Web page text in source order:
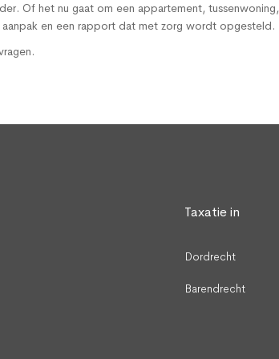
Of het nu gaat om een appartement, tussenwoning,
en een rapport dat met zorg wordt opgesteld.
Taxatie in
Dordrecht
Barendrecht